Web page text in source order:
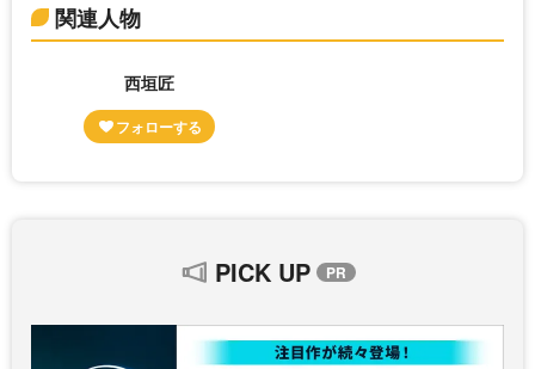
関連人物
西垣匠
PICK UP